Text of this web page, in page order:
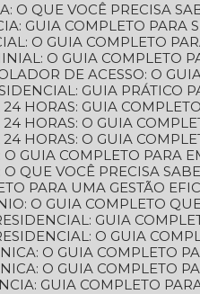
O QUE VOCÊ PRECISA
GUIA COMPLETO PARA
O GUIA COMPLETO
O GUIA COMPLETO
DE ACESSO: O
GUIA PRÁTICO
HORAS: GUIA
24 HORAS: O GUIA
HORAS: O GUIA
O GUIA COMPLETO PARA
O QUE VOCÊ PRECISA
PARA UMA GESTÃO
O GUIA COMPLETO
GUIA
O GUIA
O GUIA COMPLETO
O GUIA COMPLETO
GUIA COMPLETO